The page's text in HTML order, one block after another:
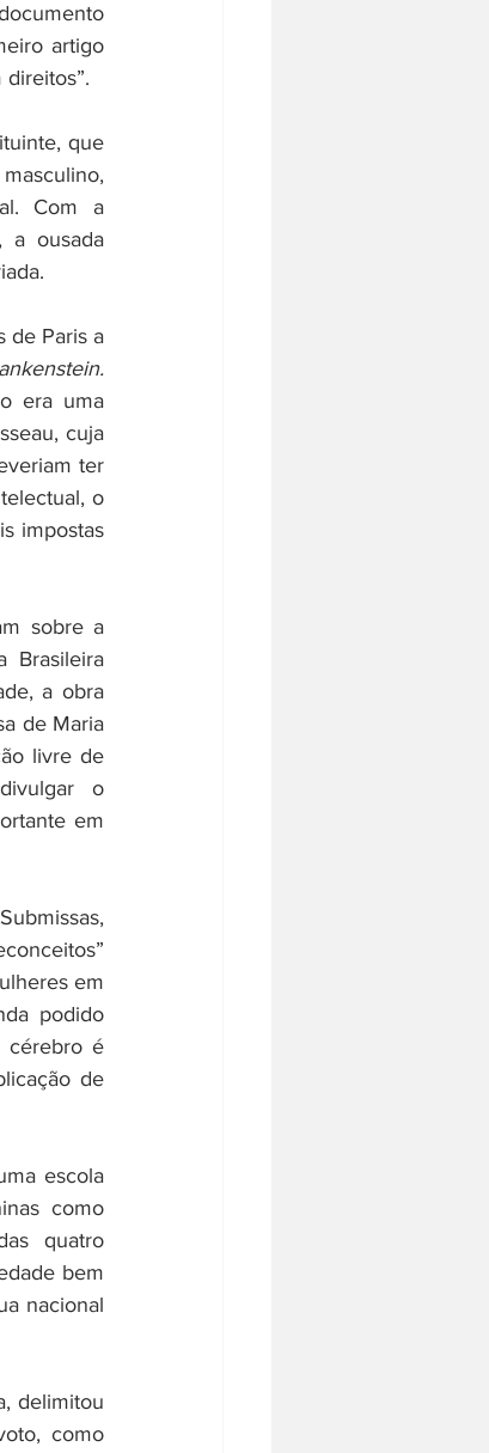
artigo
que
Com a
a ousada
de Paris a
era uma
cuja
ter
o
impostas
sobre a
Brasileira
a obra
de Maria
livre de
o
em
em
podido
cérebro é
de
escola
como
quatro
bem
nacional
delimitou
como